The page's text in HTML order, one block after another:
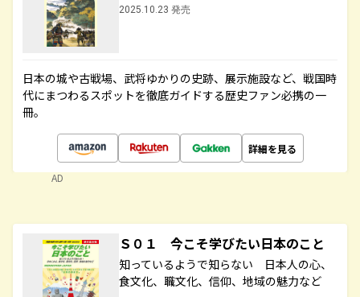
2025.10.23 発売
日本の城や古戦場、武将ゆかりの史跡、展示施設など、戦国時
代にまつわるスポットを徹底ガイドする歴史ファン必携の一
冊。
詳細を見る
AD
Ｓ０１ 今こそ学びたい日本のこと
知っているようで知らない 日本人の心、
食文化、職文化、信仰、地域の魅力など